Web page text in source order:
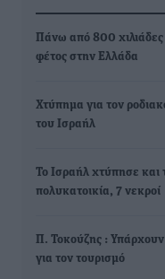
Πάνω από 800 χιλιάδες
φέτος στην Ελλάδα
Χτύπημα για τον
του Ισραήλ
Το Ισραήλ χτύπησε
πολυκατοικία, 7 νεκροί
Π. Τοκούζης :
για τον τουρισμό